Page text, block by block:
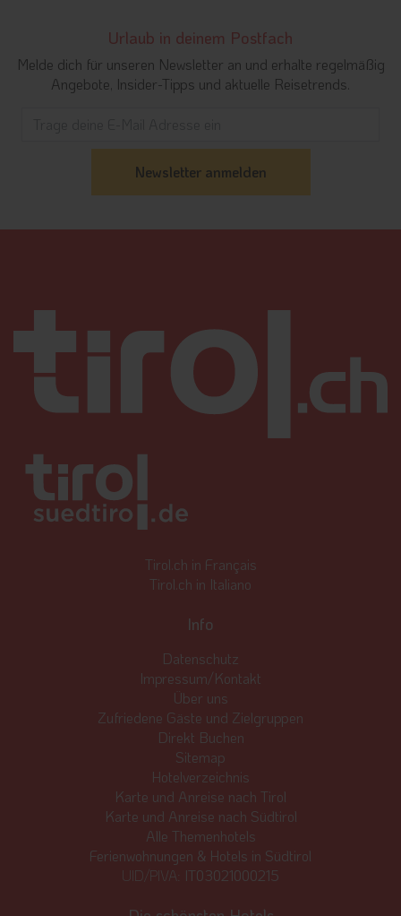
Urlaub in deinem Postfach
Melde dich für unseren Newsletter an und erhalte regelmäßig
Angebote, Insider-Tipps und aktuelle Reisetrends.
Tirol.ch in Français
Tirol.ch in Italiano
Info
Datenschutz
Impressum/Kontakt
Über uns
Zufriedene Gäste und Zielgruppen
Direkt Buchen
Sitemap
Hotelverzeichnis
Karte und Anreise nach Tirol
Karte und Anreise nach Südtirol
Alle Themenhotels
Ferienwohnungen & Hotels in Südtirol
UID/PIVA: IT03021000215